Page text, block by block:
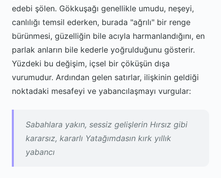
edebi şölen. Gökkuşağı genellikle umudu, neşeyi,
canlılığı temsil ederken, burada "ağrılı" bir renge
bürünmesi, güzelliğin bile acıyla harmanlandığını, en
parlak anların bile kederle yoğrulduğunu gösterir.
Yüzdeki bu değişim, içsel bir çöküşün dışa
vurumudur. Ardından gelen satırlar, ilişkinin geldiği
noktadaki mesafeyi ve yabancılaşmayı vurgular:
Sabahlara yakın, sessiz gelişlerin Hırsız gibi
kararsız, kararlı Yatağımdasın kırk yıllık
yabancı